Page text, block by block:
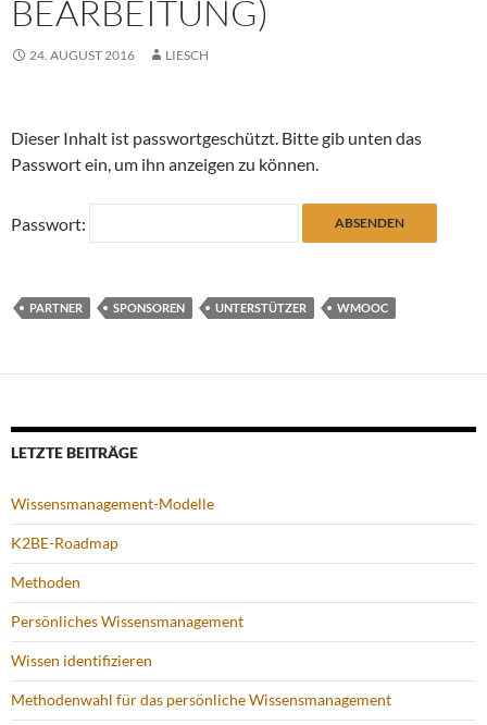
BEARBEITUNG)
24. AUGUST 2016 LIESCH
Dieser Inhalt ist passwortgeschützt. Bitte gib unten das
Passwort ein, um ihn anzeigen zu können.
Passwort:
PARTNER SPONSOREN UNTERSTÜTZER WMOOC
LETZTE BEITRÄGE
Wissensmanagement-Modelle
K2BE-Roadmap
Methoden
Persönliches Wissensmanagement
Wissen identifizieren
Methodenwahl für das persönliche Wissensmanagement